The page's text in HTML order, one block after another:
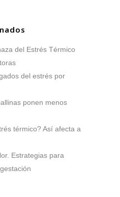
del Estrés Térmico
del estrés por
ponen menos
térmico? Así afecta a
Estrategias para